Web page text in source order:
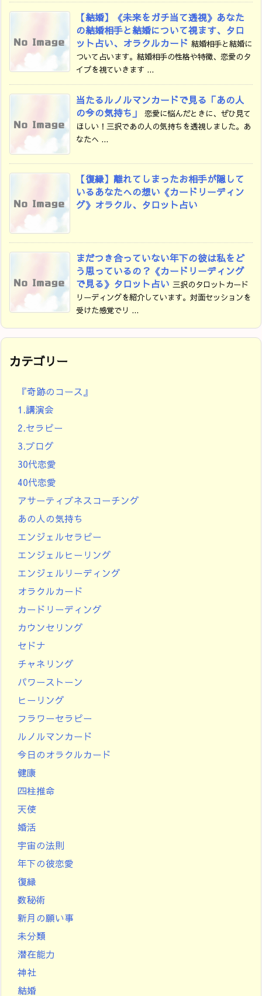
【結婚】《未来をガチ当て透視》あなた
の結婚相手と結婚について視ます、タロ
ット占い、オラクルカード 結婚相手と結婚に
ついて占います。結婚相手の性格や特徴、恋愛のタ
イプを視ていきます ...
当たるルノルマンカードで見る「あの人
の今の気持ち」
恋愛に悩んだときに、ぜひ見て
ほしい！三択であの人の気持ちを透視しました。あ
なたへ ...
【復縁】離れてしまったお相手が隠して
いるあなたへの想い《カードリーディン
グ》オラクル、タロット占い
まだつき合っていない年下の彼は私をど
う思っているの？《カードリーディング
で見る》タロット占い 三択のタロットカード
リーディングを紹介しています。対面セッションを
受けた感覚でリ ...
カテゴリー
『奇跡のコース』
1.講演会
2.セラピー
3.ブログ
30代恋愛
40代恋愛
アサーティブネスコーチング
あの人の気持ち
エンジェルセラピー
エンジェルヒーリング
エンジェルリーディング
オラクルカード
カードリーディング
カウンセリング
セドナ
チャネリング
パワーストーン
ヒーリング
フラワーセラピー
ルノルマンカード
今日のオラクルカード
健康
四柱推命
天使
婚活
宇宙の法則
年下の彼恋愛
復縁
数秘術
新月の願い事
未分類
潜在能力
神社
結婚